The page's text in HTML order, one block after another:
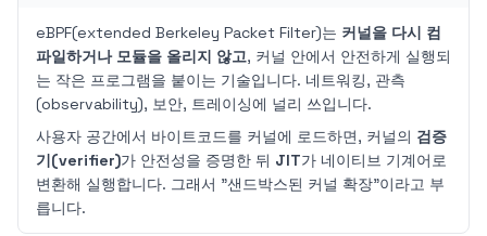
eBPF(extended Berkeley Packet Filter)는 커널을 다시 컴
파일하거나 모듈을 올리지 않고, 커널 안에서 안전하게 실행되
는 작은 프로그램을 붙이는 기술입니다. 네트워킹, 관측
(observability), 보안, 트레이싱에 널리 쓰입니다.
사용자 공간에서 바이트코드를 커널에 로드하면, 커널의 검증
기(verifier)가 안전성을 증명한 뒤 JIT가 네이티브 기계어로
변환해 실행합니다. 그래서 "샌드박스된 커널 확장"이라고 부
릅니다.